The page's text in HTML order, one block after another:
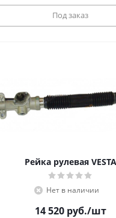
Под заказ
Рейка рулевая VESTA
Нет в наличии
14 520руб./шт